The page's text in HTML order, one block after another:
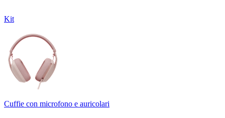
Kit
Cuffie con microfono e auricolari